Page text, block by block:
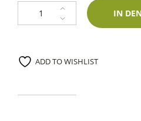
Gebinde Piaggio 365 Verde
IN
ADD TO WISHLIST